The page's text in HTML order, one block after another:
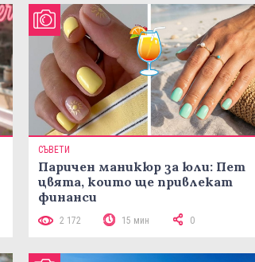
СЪВЕТИ
Паричен маникюр за юли: Пет
цвята, които ще привлекат
финанси
2 172 15 мин 0